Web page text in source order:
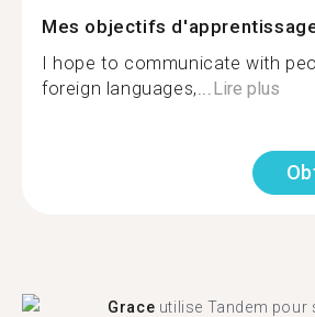
Mes objectifs
I hope to communicate with
foreign languages,...Lire plus
Grace utilise Tandem pour